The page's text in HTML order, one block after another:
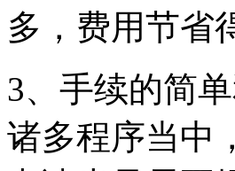
多，费用节省
3、手续的简
诸多程序当中